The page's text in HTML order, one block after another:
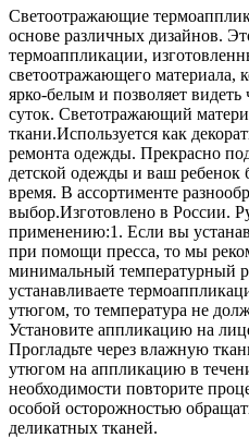
Светоотражающие
основе различных дизайнов.
термоаппликации,
светоотражающего материала,
ярко-белым и позволяет видеть
суток. Светотражающий
ткани.Используется как
ремонта одежды. Прекрасно
детской одежды и ваш ребенок
время. В ассортименте
выбор.Изготовлено в России.
применению:1. Если вы
при помощи пресса, то мы
минимальный температурный
устанавливаете
утюгом, то температура не
Установите аппликацию на
Прогладьте через влажную
утюгом на аппликацию в
необходимости повторите
особой осторожностью
деликатных тканей.